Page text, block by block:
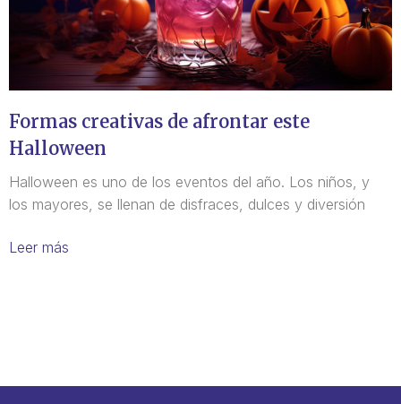
Formas creativas de afrontar este
Halloween
Halloween es uno de los eventos del año. Los niños, y
los mayores, se llenan de disfraces, dulces y diversión
Leer más